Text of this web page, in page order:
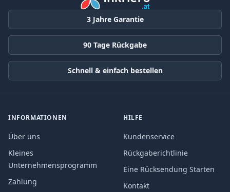
3 Jahre Garantie
90 Tage Rückgabe
Schnell & einfach bestellen
INFORMATIONEN
Über uns
Kleines
Unternehmensprogramm
Zahlung
HILFE
Kundenservice
Rückgaberichtlinie
Eine Rücksendung Starten
Kontakt